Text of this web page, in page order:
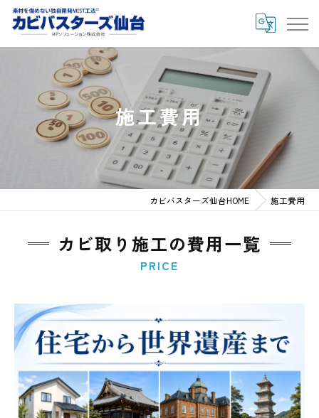
施工費用
カビバスターズ仙台HOME 施工費用
カビ取り施工の費用一覧
PRICE